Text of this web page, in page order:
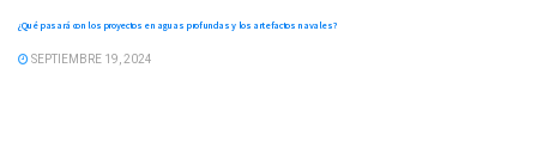
¿Qué pasará con los proyectos en aguas profundas y los artefactos navales?
SEPTIEMBRE 19, 2024